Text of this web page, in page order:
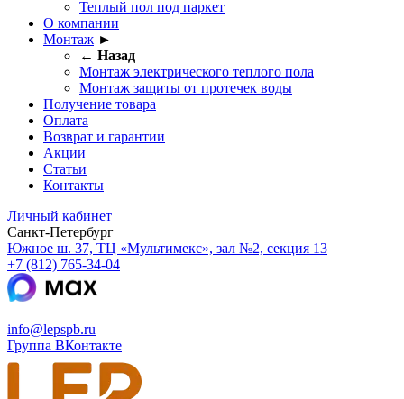
Теплый пол под паркет
О компании
Монтаж ►
← Назад
Монтаж электрического теплого пола
Монтаж защиты от протечек воды
Получение товара
Оплата
Возврат и гарантии
Акции
Статьи
Контакты
Личный кабинет
Санкт-Петербург
Южное ш. 37, ТЦ «Мультимекс», зал №2, секция 13
+7 (812) 765-34-04
info@lepspb.ru
Группа ВКонтакте